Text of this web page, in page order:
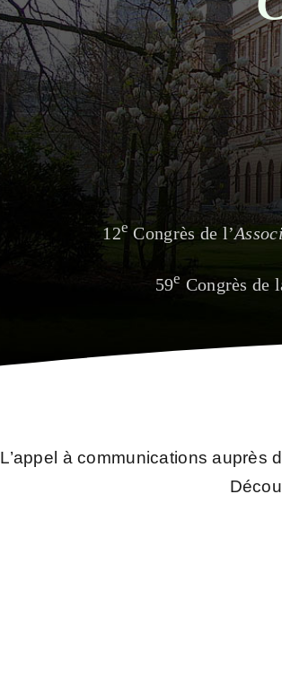
12e Congrès de l’
59e Congrès de
L’appel à communications auprès